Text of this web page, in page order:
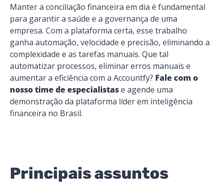
Manter a conciliação financeira em dia é fundamental
para garantir a saúde e a governança de uma
empresa. Com a plataforma certa, esse trabalho
ganha automação, velocidade e precisão, eliminando a
complexidade e as tarefas manuais. Que tal
automatizar processos, eliminar erros manuais e
aumentar a eficiência com a Accountfy? Fale com o
nosso time de especialistase agende uma
demonstração da plataforma líder em inteligência
financeira no Brasil.
Principais assuntos